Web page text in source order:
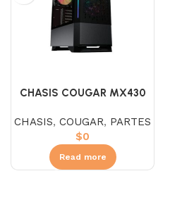
CHASIS COUGAR MX430
CHASIS, COUGAR, PARTES
$0
Read more